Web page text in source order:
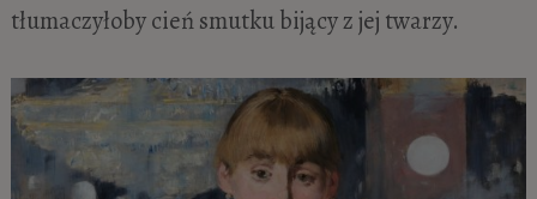
tłumaczyłoby cień smutku bijący z jej twarzy.